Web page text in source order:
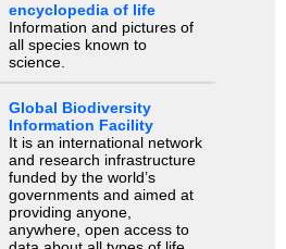
encyclopedia of life
Information and pictures of
all species known to
science.
Global Biodiversity
Information Facility
It is an international network
and research infrastructure
funded by the world’s
governments and aimed at
providing anyone,
anywhere, open access to